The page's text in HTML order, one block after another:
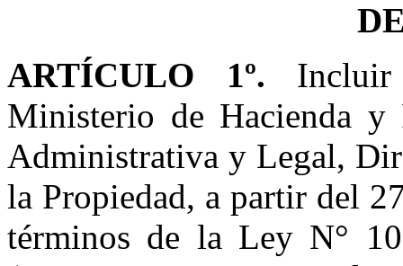
ARTÍCULO 1º. Incluir
Ministerio de Hacienda y
Administrativa y Legal,
la Propiedad, a partir del
términos de la Ley N°